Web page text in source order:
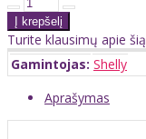
Turite klausimų apie
Gamintojas: Shelly
Aprašymas